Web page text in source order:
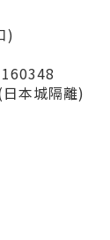
)
本城隔離)